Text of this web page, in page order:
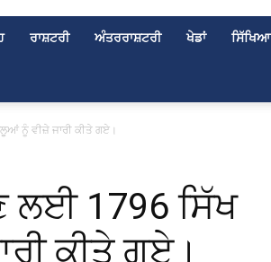
ਰਾਸ਼ਟਰੀ ਅੰਤਰਰਾਸ਼ਟਰੀ ਖੇਡਾਂ ਸਿੱਖਿਆ
ਨੂੰ ਵੀਜ਼ੇ ਜਾਰੀ ਕੀਤੇ ਗਏ।
ਲਈ 1796 ਸਿੱਖ
ਕੀਤੇ ਗਏ।